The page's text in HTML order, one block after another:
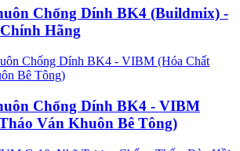
Chống Dính BK4 (Buildmix) -
Hãng
Chống Dính BK4 - VIBM
Ván Khuôn Bê Tông)